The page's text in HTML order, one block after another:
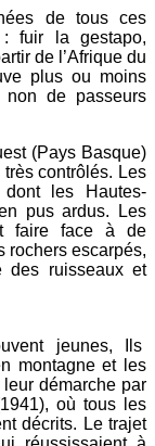
de tous ces
: fuir la gestapo,
de l’Afrique du
plus ou moins
de passeurs
(Pays Basque)
contrôlés. Les
les Hautes-
pus ardus. Les
faire face à de
rochers escarpés,
des ruisseaux et
jeunes, Ils
montagne et les
démarche par
où tous les
décrits. Le trajet